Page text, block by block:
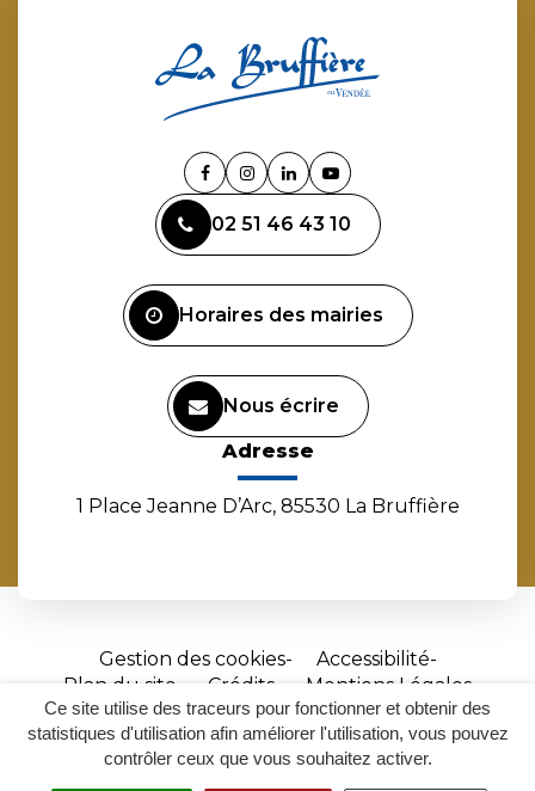
Ce site utilise des traceurs pour fonctionner et obtenir des
statistiques d'utilisation afin améliorer l'utilisation, vous pouvez
contrôler ceux que vous souhaitez activer.
Lien
vers
le
compte
Lien
le
compte
Lien
le
compte
Lien
la
chaîne
02 51 46 43 10
Horaires des mairies
Nous écrire
Adresse
1 Place Jeanne D’Arc, 85530 La Bruffière
Gestion des cookies
Accessibilité
Plan du site
Crédits
Mentions Légales
Site
réalisé
par